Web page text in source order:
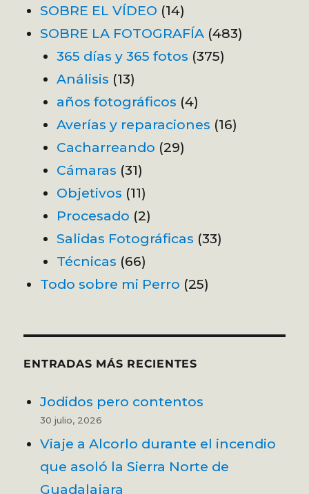
SOBRE EL VÍDEO (14)
SOBRE LA FOTOGRAFÍA (483)
365 días y 365 fotos (375)
Análisis (13)
años fotográficos (4)
Averías y reparaciones (16)
Cacharreando (29)
Cámaras (31)
Objetivos (11)
Procesado (2)
Salidas Fotográficas (33)
Técnicas (66)
Todo sobre mi Perro (25)
ENTRADAS MÁS RECIENTES
Jodidos pero contentos
30 julio, 2026
Viaje a Alcorlo durante el incendio
que asoló la Sierra Norte de
Guadalajara